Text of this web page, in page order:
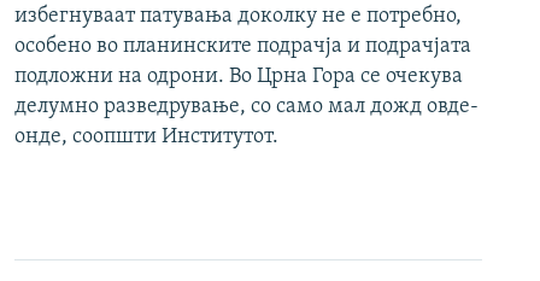
избегнуваат патувања доколку не е потребно,
особено во планинските подрачја и подрачјата
подложни на одрони. Во Црна Гора се очекува
делумно разведрување, со само мал дожд овде-
онде, соопшти Институтот.